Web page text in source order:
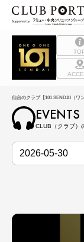
仙台のクラブ【101 SENDAI（ワ
EVENTS
CLUB（クラブ）